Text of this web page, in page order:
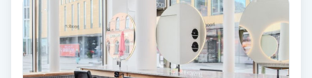
Headspa
Healing